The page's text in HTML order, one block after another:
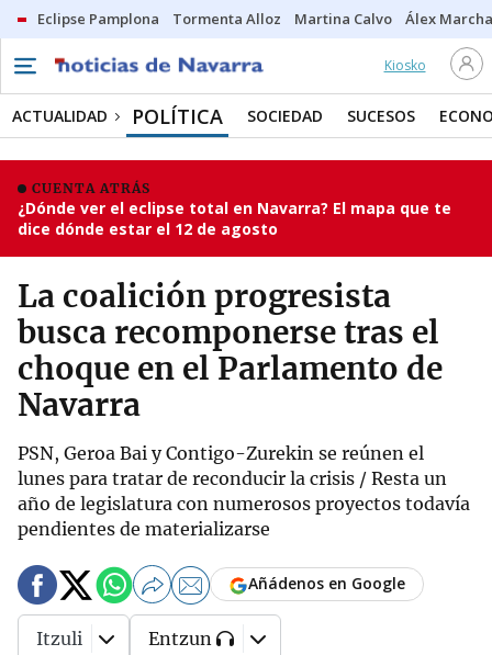
Eclipse Pamplona Tormenta Alloz Martina Calvo Álex
Kiosko
ACTUALIDAD POLÍTICA SOCIEDAD SUCESOS
CUENTA ATRÁS
¿Dónde ver el eclipse total en Navarra? El mapa que te
dice dónde estar el 12 de agosto
La coalición progresista
busca recomponerse tras el
choque en el Parlamento de
Navarra
PSN, Geroa Bai y Contigo-Zurekin se reúnen el
lunes para tratar de reconducir la crisis / Resta un
año de legislatura con numerosos proyectos todavía
pendientes de materializarse
Añádenos en Google
Itzuli Entzun